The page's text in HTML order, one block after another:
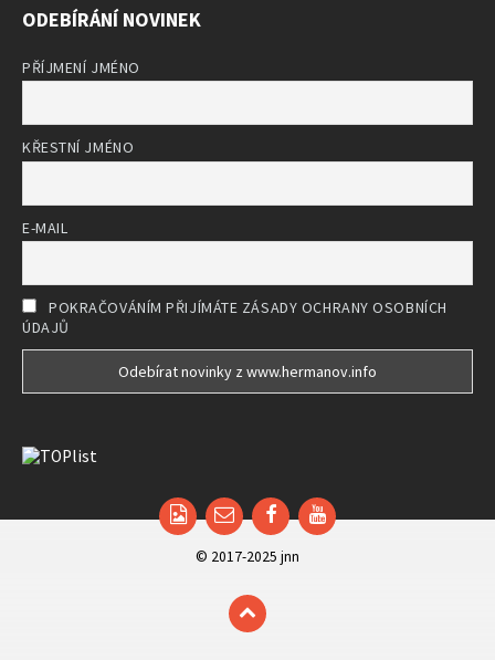
ODEBÍRÁNÍ NOVINEK
PŘÍJMENÍ JMÉNO
KŘESTNÍ JMÉNO
E-MAIL
POKRAČOVÁNÍM PŘIJÍMÁTE ZÁSADY OCHRANY OSOBNÍCH
ÚDAJŮ
EmailFacebookYouTube
© 2017-2025 jnn